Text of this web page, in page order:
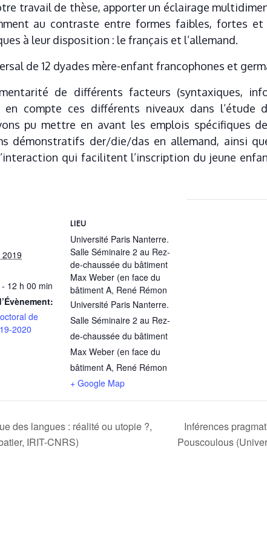
travail de thèse, apporter un éclairage
au contraste entre formes faibles, fortes et
à leur disposition : le français et l’allemand.
de 12 dyades mère-enfant francophones et
de différents facteurs (syntaxiques,
compte ces différents niveaux dans l’étude
pu mettre en avant les emplois spécifiques
démonstratifs der/die/das en allemand, ainsi
qui facilitent l’inscription du jeune
12 h 00 min
de
2020
LIEU
Université Paris Nanterre.
Salle Séminaire 2 au Rez-
de-chaussée du bâtiment
Max Weber (en face du
bâtiment A, René Rémon
Université Paris Nanterre.
Salle Séminaire 2 au Rez-
de-chaussée du bâtiment
Max Weber (en face du
bâtiment A, René Rémon
+ Google Map
des langues : réalité ou utopie ?,
IRIT-CNRS)
Inférences
Pouscoulous